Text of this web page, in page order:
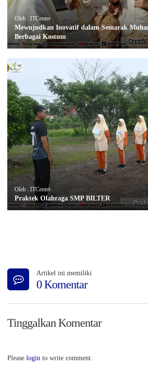
Oleh : ITCenter
Mewujudkan Inovatif dalam Semarak
Berbagai Kostum
Oleh : ITCenter
Praktek Olahraga SMP BILTER
Artikel ini memiliki
0 Komentar
Tinggalkan Komentar
Please login to write comment.